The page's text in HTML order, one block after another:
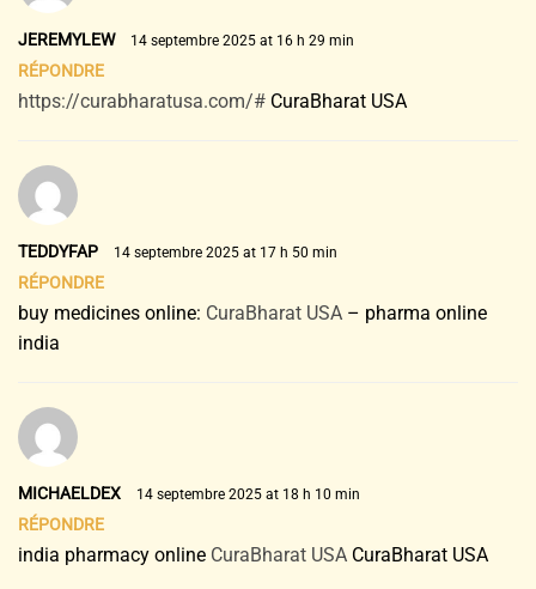
JEREMYLEW 14 septembre 2025 at 16 h 29 min
RÉPONDRE
https://curabharatusa.com/# CuraBharat USA
TEDDYFAP 14 septembre 2025 at 17 h 50 min
RÉPONDRE
buy medicines online: CuraBharat USA – pharma online
india
MICHAELDEX 14 septembre 2025 at 18 h 10 min
RÉPONDRE
india pharmacy online CuraBharat USA CuraBharat USA